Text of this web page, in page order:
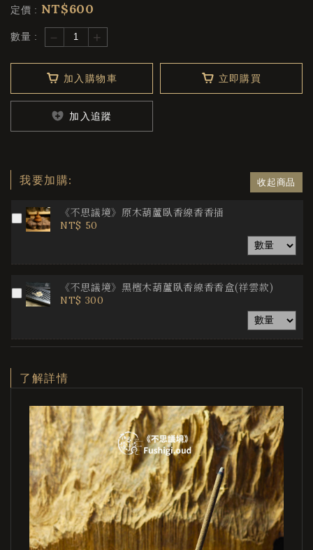
定價 : NT$600
數量 : － +
加入購物車 立即購買
加入追蹤
我要加購: 收起商品
《不思議境》原木葫蘆臥香線香香插
NT$ 50
《不思議境》黑檀木葫蘆臥香線香香盒(祥雲款)
NT$ 300
了解詳情